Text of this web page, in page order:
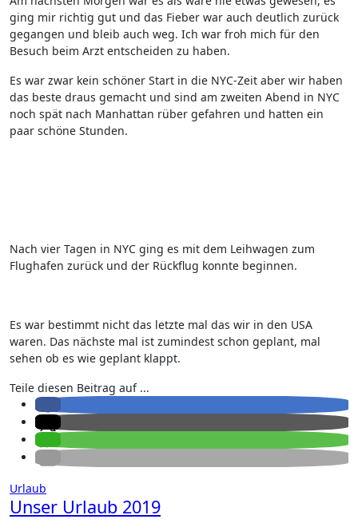
ging mir richtig gut und das Fieber war auch deutlich zurück
gegangen und bleib auch weg. Ich war froh mich für den
Besuch beim Arzt entscheiden zu haben.
Es war zwar kein schöner Start in die NYC-Zeit aber wir haben
das beste draus gemacht und sind am zweiten Abend in NYC
noch spät nach Manhattan rüber gefahren und hatten ein
paar schöne Stunden.
Nach vier Tagen in NYC ging es mit dem Leihwagen zum
Flughafen zurück und der Rückflug konnte beginnen.
Es war bestimmt nicht das letzte mal das wir in den USA
waren. Das nächste mal ist zumindest schon geplant, mal
sehen ob es wie geplant klappt.
Teile diesen Beitrag auf ...
Urlaub
Unser Urlaub 2019